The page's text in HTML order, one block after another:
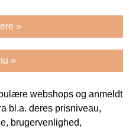
»
»
webshops og anmeldt
bl.a. deres prisniveau,
brugervenlighed,